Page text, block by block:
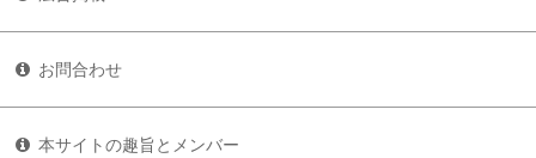
お問合わせ
本サイトの趣旨とメンバー